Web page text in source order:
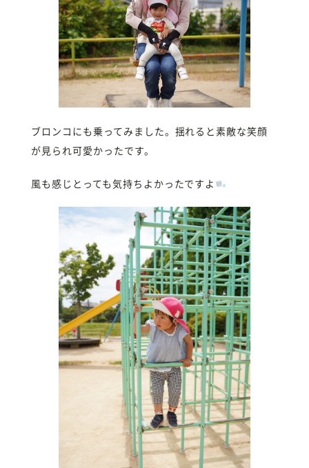
ブロンコにも乗ってみました。揺れると素敵な笑顔
が見られ可愛かったです。
風も感じとっても気持ちよかったですよ